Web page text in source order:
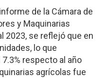
de la Cámara de
y Maquinarias
2023, se reflejó que en
lo que
respecto al año
agrícolas fue